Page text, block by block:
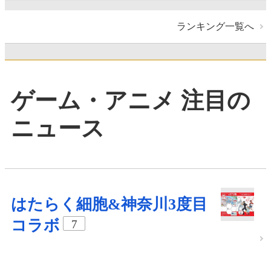
ランキング一覧へ
ゲーム・アニメ 注目の
ニュース
はたらく細胞&神奈川3度目
コラボ
7